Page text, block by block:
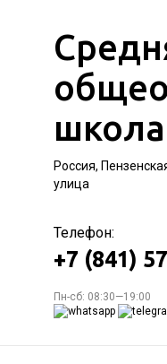
школа
Россия,
улица
Телефон:
+7 (841)
Пн-сб: 08:30—19:00